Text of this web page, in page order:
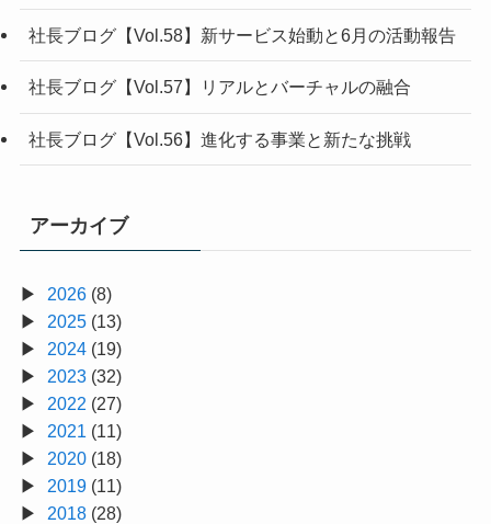
社長ブログ【Vol.58】新サービス始動と6月の活動報告
社長ブログ【Vol.57】リアルとバーチャルの融合
社長ブログ【Vol.56】進化する事業と新たな挑戦
アーカイブ
2026(8)
2025(13)
2024(19)
2023(32)
2022 (27)
2021 (11)
2020(18)
2019(11)
2018(28)